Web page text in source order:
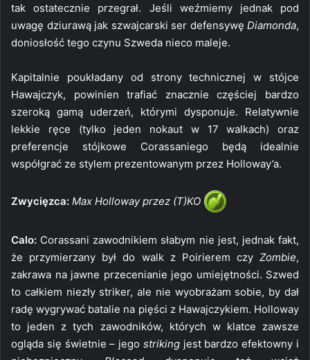
tak ostatecznie przegrał. Jeśli weźmiemy jednak pod
uwagę dziurawą jak szwajcarski ser defensywę Diamonda,
doniosłość tego czynu Szweda nieco maleje.
Kapitalnie poukładany od strony technicznej w stójce
Hawajczyk, powinien trafiać znacznie częściej bardzo
szeroką gamą uderzeń, którymi dysponuje. Relatywnie
lekkie ręce (tylko jeden nokaut w 17 walkach) oraz
preferencje stójkowe Corassaniego będą idealnie
współgrać ze stylem prezentowanym przez Holloway’a.
Zwycięzca: Max Holloway przez (T)KO
Calo: Corassani zawodnikiem słabym nie jest, jednak fakt,
że przymierzany był do walk z Poirierem czy Zombie,
zakrawa na jawne przecenianie jego umiejętności. Szwed
to całkiem niezły striker, ale nie wyobrażam sobie, by dał
radę wygrywać batalie na pięści z Hawajczykiem. Holloway
to jeden z tych zawodników, których w klatce zawsze
ogląda się świetnie – jego striking jest bardzo efektowny i